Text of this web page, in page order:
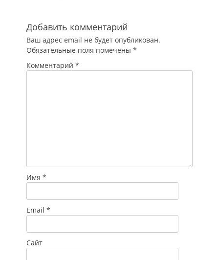
продавцов, что
несколько…
Добавить комментарий
Ваш адрес email не будет опубликован.
Обязательные поля помечены *
Комментарий *
Имя *
Email *
Сайт